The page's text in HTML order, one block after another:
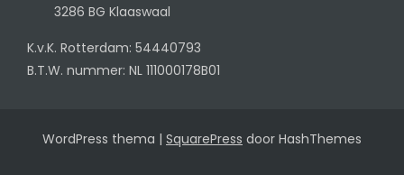
3286 BG Klaaswaal
K.v.K. Rotterdam: 54440793
B.T.W. nummer: NL 111000178B01
WordPress thema | SquarePress door HashThemes